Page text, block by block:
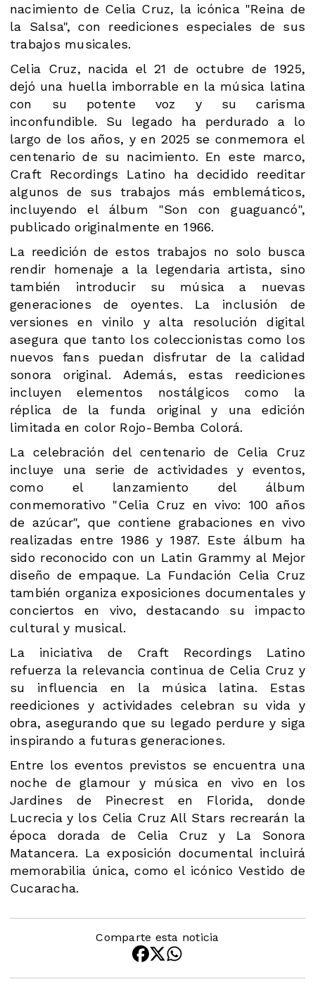
nacimiento de Celia Cruz, la icónica "Reina de
la Salsa", con reediciones especiales de sus
trabajos musicales.
Celia Cruz, nacida el 21 de octubre de 1925,
dejó una huella imborrable en la música latina
con su potente voz y su carisma
inconfundible. Su legado ha perdurado a lo
largo de los años, y en 2025 se conmemora el
centenario de su nacimiento. En este marco,
Craft Recordings Latino ha decidido reeditar
algunos de sus trabajos más emblemáticos,
incluyendo el álbum "Son con guaguancó",
publicado originalmente en 1966.
La reedición de estos trabajos no solo busca
rendir homenaje a la legendaria artista, sino
también introducir su música a nuevas
generaciones de oyentes. La inclusión de
versiones en vinilo y alta resolución digital
asegura que tanto los coleccionistas como los
nuevos fans puedan disfrutar de la calidad
sonora original. Además, estas reediciones
incluyen elementos nostálgicos como la
réplica de la funda original y una edición
limitada en color Rojo-Bemba Colorá.
La celebración del centenario de Celia Cruz
incluye una serie de actividades y eventos,
como el lanzamiento del álbum
conmemorativo "Celia Cruz en vivo: 100 años
de azúcar", que contiene grabaciones en vivo
realizadas entre 1986 y 1987. Este álbum ha
sido reconocido con un Latin Grammy al Mejor
diseño de empaque. La Fundación Celia Cruz
también organiza exposiciones documentales y
conciertos en vivo, destacando su impacto
cultural y musical.
La iniciativa de Craft Recordings Latino
refuerza la relevancia continua de Celia Cruz y
su influencia en la música latina. Estas
reediciones y actividades celebran su vida y
obra, asegurando que su legado perdure y siga
inspirando a futuras generaciones.
Entre los eventos previstos se encuentra una
noche de glamour y música en vivo en los
Jardines de Pinecrest en Florida, donde
Lucrecia y los Celia Cruz All Stars recrearán la
época dorada de Celia Cruz y La Sonora
Matancera. La exposición documental incluirá
memorabilia única, como el icónico Vestido de
Cucaracha.
Comparte esta noticia